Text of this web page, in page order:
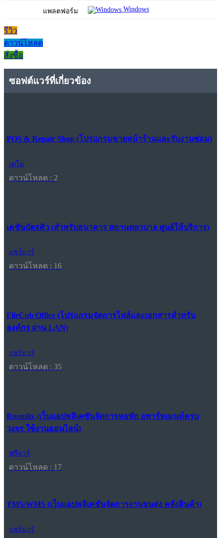
แพลตฟอร์ม Windows
รีวิว
ดาวน์โหลด
สั่งซื้อ
ซอฟต์แวร์ที่เกี่ยวข้อง
POS & Repair Shop (โปรแกรมขายหน้าร้านและรับงานซ่อม)
เดโม
ดาวน์โหลด : 2
เคชันบัตรคิว (สำหรับธนาคาร สถานพยาบาล ศูนย์ให้บริการ)
แชร์แวร์
ดาวน์โหลด : 16
FileCub Office (โปรแกรมจัดการไฟล์และเอกสารสำหรับ
องค์กร ผ่าน LAN)
แชร์แวร์
ดาวน์โหลด : 35
Roomlix (เว็บแอปพลิเคชันจัดการหอพัก อพาร์ทเมนท์ครบ
วงจร ใช้งานออนไลน์)
ฟรีแวร์
ดาวน์โหลด : 17
TMS/WMS (เว็บแอปพลิเคชันจัดการงานขนส่ง คลังสินค้า)
แชร์แวร์